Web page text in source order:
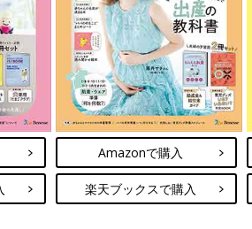
か眠れない次女。
うに私も寝落ちしてしまう…。
ないように持ちこたえ、無事プレゼント
できました。
る次女ですが、クリスマスの朝は早かっ
ゼントをすべて開けて、布団の上で早速
をしたり遊んでいましたよ～。
育成ゲームも「これほしかったのー！」
Amazonで購入
楽天ブックスで購入